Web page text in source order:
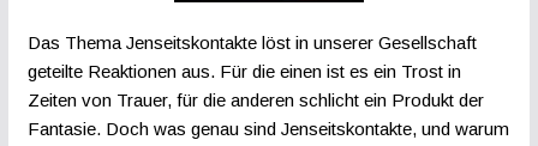
Das Thema Jenseitskontakte löst in unserer Gesellschaft
geteilte Reaktionen aus. Für die einen ist es ein Trost in
Zeiten von Trauer, für die anderen schlicht ein Produkt der
Fantasie. Doch was genau sind Jenseitskontakte, und warum